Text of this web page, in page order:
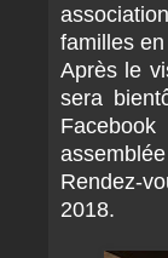
familles
Après le
sera
Rendez-
2018.